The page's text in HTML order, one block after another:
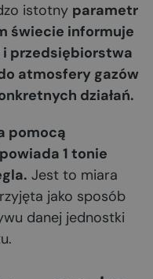
istotny parametr
świecie informuje
przedsiębiorstwa
atmosfery gazów
działań.
pomocą
1 tonie
Jest to miara
jako sposób
danej jednostki